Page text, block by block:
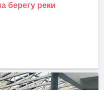
берегу реки